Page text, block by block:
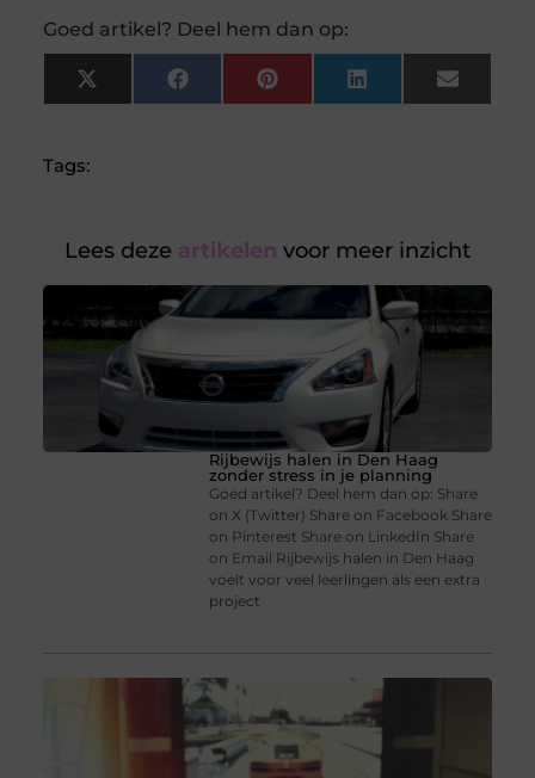
Goed artikel? Deel hem dan op:
X
(Twitter)
FacebookPinterest LinkedIn Email
Tags:
Lees deze artikelen voor meer inzicht
Rijbewijs halen in Den Haag
zonder stress in je planning
Goed artikel? Deel hem dan op: Share
on X (Twitter) Share on Facebook Share
on Pinterest Share on LinkedIn Share
on Email Rijbewijs halen in Den Haag
voelt voor veel leerlingen als een extra
project